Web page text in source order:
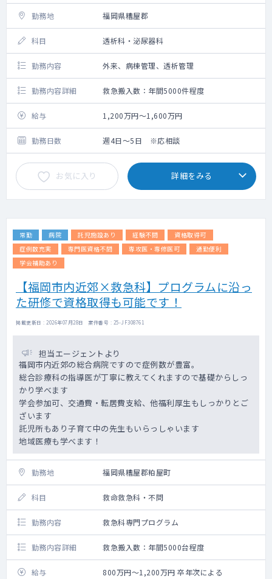
勤務地 福岡県糟屋郡
科目 透析科・泌尿器科
勤務内容 外来、病棟管理、透析管理
勤務内容詳細 救急搬入数：年間5000件程度
給与 1,200万円～1,600万円
勤務日数 週4日～5日 ※応相談
お気に入り 詳細をみる
常勤 病院 託児施設あり 経験不問
資格取得可
症例数充実
専門医資格不問 専攻医・専修医可
通勤便利
学会補助あり
【福岡市内近郊×救急科】プログラムに沿っ
た研修で資格取得も可能です！
掲載更新日 : 2026年07月28日 案件番号 : 25-JF308761
担当エージェントより
福岡市内近郊の総合病院ですので症例数が豊富。
総合診療科の指導医が丁寧に教えてくれますので基礎からしっ
かり学べます
学会参加可、交通費・転居費支給、他福利厚生もしっかりとご
ざいます
託児所もあり子育て中の先生もいらっしゃいます
地域医療も学べます！
勤務地 福岡県糟屋郡粕屋町
科目 救命救急科・不問
勤務内容 救急科専門プログラム
勤務内容詳細 救急搬入数：年間5000台程度
給与 800万円～1,200万円 卒年次による